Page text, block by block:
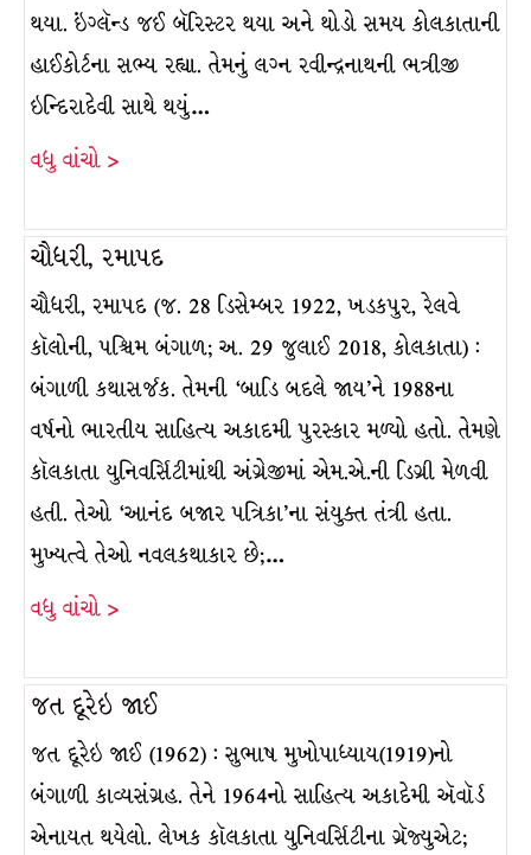
થયા. ઇંગ્લૅન્ડ જઈ બૅરિસ્ટર થયા અને થોડો સમય કોલકાતાની
હાઈકોર્ટના સભ્ય રહ્યા. તેમનું લગ્ન રવીન્દ્રનાથની ભત્રીજી
ઇન્દિરાદેવી સાથે થયું…
વધુ વાંચો >
ચૌધરી, રમાપદ
ચૌધરી, રમાપદ (જ. 28 ડિસેમ્બર 1922, ખડકપુર, રેલવે
કૉલોની, પશ્ચિમ બંગાળ; અ. 29 જુલાઈ 2018, કોલકાતા) :
બંગાળી કથાસર્જક. તેમની ‘બાડિ બદલે જાય’ને 1988ના
વર્ષનો ભારતીય સાહિત્ય અકાદમી પુરસ્કાર મળ્યો હતો. તેમણે
કૉલકાતા યુનિવર્સિટીમાંથી અંગ્રેજીમાં એમ.એ.ની ડિગ્રી મેળવી
હતી. તેઓ ‘આનંદ બજાર પત્રિકા’ના સંયુક્ત તંત્રી હતા.
મુખ્યત્વે તેઓ નવલકથાકાર છે;…
વધુ વાંચો >
જત દૂરેઇ જાઈ
જત દૂરેઇ જાઈ (1962) : સુભાષ મુખોપાધ્યાય(1919)નો
બંગાળી કાવ્યસંગ્રહ. તેને 1964નો સાહિત્ય અકાદેમી ઍવૉર્ડ
એનાયત થયેલો. લેખક કૉલકાતા યુનિવર્સિટીના ગ્રૅજ્યુએટ;